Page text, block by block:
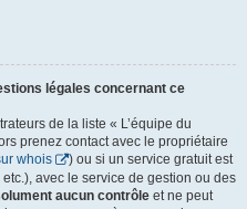
légales concernant ce
de la liste « L’équipe du
prenez contact avec le propriétaire
whois
) ou si un service gratuit est
avec le service de gestion ou des
aucun contrôle et ne peut